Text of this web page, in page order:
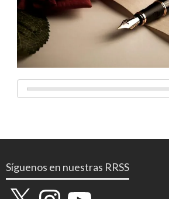
Síguenos en nuestras RRSS
X InstagramYouTube